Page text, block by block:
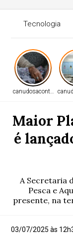
Tecnologia
canudosacontece.com
Maior
é
A Secretaria
Pesca e
presente, na
03/07/2025 às